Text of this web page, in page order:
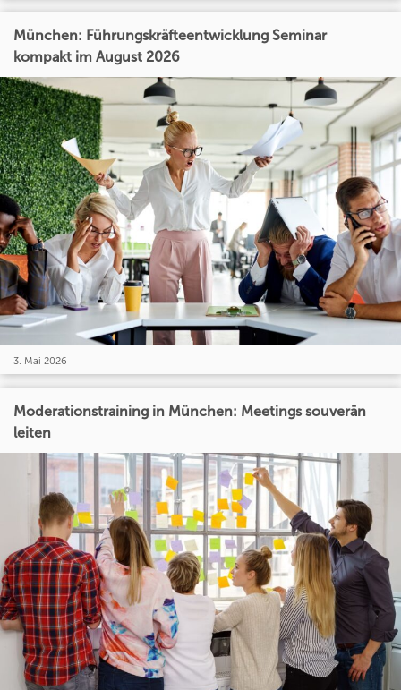
München: Führungskräfteentwicklung Seminar
kompakt im August 2026
3. Mai 2026
Moderationstraining in München: Meetings souverän
leiten